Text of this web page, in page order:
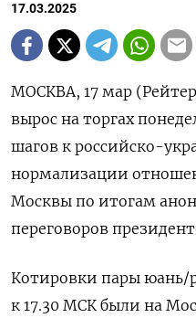
17.03.2025
МОСКВА, 17 мар
вырос на торгах
шагов к российско-
нормализации
Москвы по итогам
переговоров
Котировки пары юань/
к 17.30 МСК были на